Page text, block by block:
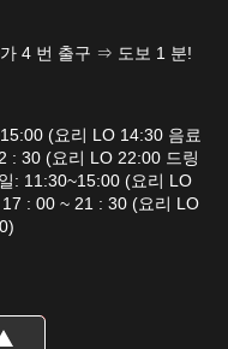
4 번 출구 ⇒ 도보 1 분!
(요리 LO 14:30 음료
: 30 (요리 LO 22:00 드링
: 11:30~15:00 (요리 LO
: 00 ~ 21 : 30 (요리 LO